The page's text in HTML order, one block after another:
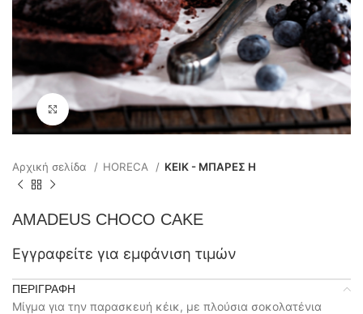
Click to enlarge
Αρχική σελίδα HORECA ΚΕΙΚ - ΜΠΑΡΕΣ H
AMADEUS CHOCO CAKE
Εγγραφείτε για εμφάνιση τιμών
ΠΕΡΙΓΡΑΦΉ
Μίγμα για την παρασκευή κέικ, με πλούσια σοκολατένια